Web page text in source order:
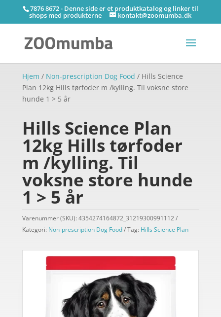
7876 8672 - Denne side er et produktkatalog og linker til
shops med produkterne kontakt@zoomumba.dk
Hjem / Non-prescription Dog Food / Hills Science
Plan 12kg Hills tørfoder m /kylling. Til voksne store
hunde 1 > 5 år
Hills Science Plan
12kg Hills tørfoder
m /kylling. Til
voksne store hunde
1 > 5 år
Varenummer (SKU): 4354274164872_31219300991112
Kategori: Non-prescription Dog Food Tag: Hills Science Plan